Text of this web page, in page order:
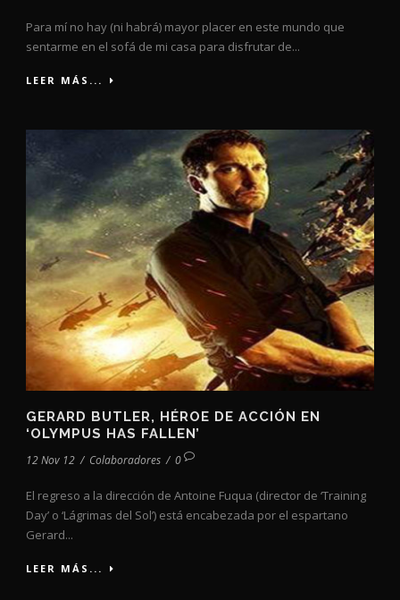
Para mí no hay (ni habrá) mayor placer en este mundo que
sentarme en el sofá de mi casa para disfrutar de...
LEER MÁS...
GERARD BUTLER, HÉROE DE ACCIÓN EN
‘OLYMPUS HAS FALLEN’
12 Nov 12 / Colaboradores / 0
El regreso a la dirección de Antoine Fuqua (director de ‘Training
Day’ o ‘Lágrimas del Sol’) está encabezada por el espartano
Gerard...
LEER MÁS...